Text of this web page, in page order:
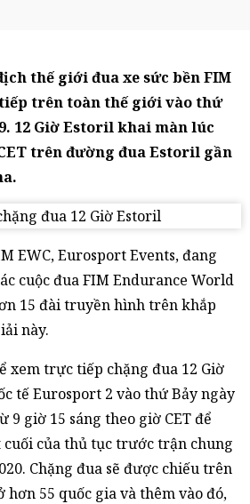
thế giới đua xe sức bền FIM
trên toàn thế giới vào thứ
12 Giờ Estoril khai màn lúc
trên đường đua Estoril gần
EWC, Eurosport Events, đang
cuộc đua FIM Endurance World
15 đài truyền hình trên khắp
này.
xem trực tiếp chặng đua 12 Giờ
tế Eurosport 2 vào thứ Bảy ngày
9 giờ 15 sáng theo giờ CET để
của thủ tục trước trận chung
Chặng đua sẽ được chiếu trên
hơn 55 quốc gia và thêm vào đó,